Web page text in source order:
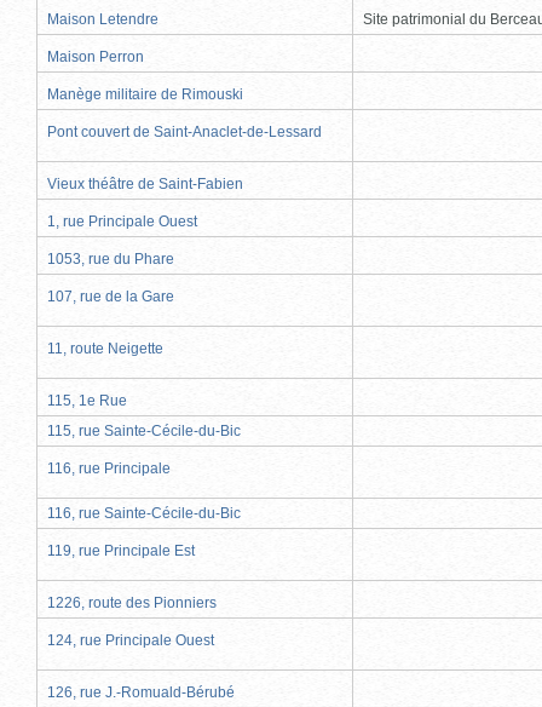
Maison Letendre Site patrimonial du
Maison Perron
Manège militaire de Rimouski
Pont couvert de Saint-Anaclet-de-Lessard
Vieux théâtre de Saint-Fabien
1, rue Principale Ouest
1053, rue du Phare
107, rue de la Gare
11, route Neigette
115, 1e Rue
115, rue Sainte-Cécile-du-Bic
116, rue Principale
116, rue Sainte-Cécile-du-Bic
119, rue Principale Est
1226, route des Pionniers
124, rue Principale Ouest
126, rue J.-Romuald-Bérubé